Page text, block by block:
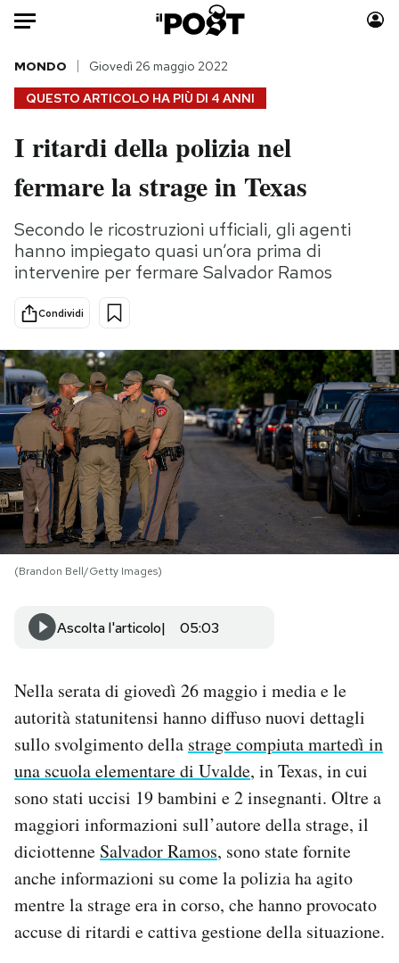
Auto
HOME
Italia
Politica
Tecnologia
Internet
Scienza
Cultura
Economia
Sport
Moda
Consumismi
Storie/Idee
Ok Boomer!
Media
Mondiali calcio 2026
PODCAST
NEWSLETTER
I MIEI PREFERITI
SHOP
AREA PERSONALE
Area Personale
Newsletter
Hai bisogno di aiuto?
Esci
QUESTO ARTICOLO HA PIÙ DI 4 ANNI
MONDO Giovedì 26 maggio 2022
I ritardi della polizia nel
fermare la strage in Texas
Secondo le ricostruzioni ufficiali, gli agenti
hanno impiegato quasi un’ora prima di
intervenire per fermare Salvador Ramos
Condividi
(Brandon Bell/Getty Images)
Ascolta l'articolo 05:03
Nella serata di giovedì 26 maggio i media e le
autorità statunitensi hanno diffuso nuovi dettagli
sullo svolgimento della strage compiuta martedì in
una scuola elementare di Uvalde, in Texas, in cui
sono stati uccisi 19 bambini e 2 insegnanti. Oltre a
maggiori informazioni sull’autore della strage, il
diciottenne Salvador Ramos, sono state fornite
anche informazioni su come la polizia ha agito
mentre la strage era in corso, che hanno provocato
accuse di ritardi e cattiva gestione della situazione.